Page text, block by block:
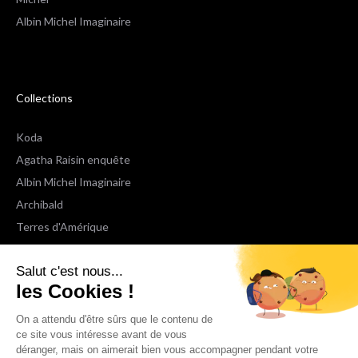
Salut c'est nous...
les Cookies !
On a attendu d'être sûrs que le contenu de
ce site vous intéresse avant de vous
déranger, mais on aimerait bien vous accompagner pendant votre
Albin Michel Imaginaire
Collections
Koda
Agatha Raisin enquête
Albin Michel Imaginaire
Archibald
Terres d'Amérique
Espaces Libres Poche
NOX
Wiz
Voir toutes les collections
Nous suivre